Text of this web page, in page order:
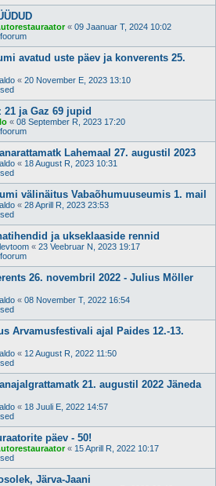
« 09 Jaanuar T, 2024 10:02
avatud uste päev ja konverents 25.
« 20 November E, 2023 13:10
21 ja Gaz 69 jupid
« 08 September R, 2023 17:20
Lahemaal 27. augustil 2023
« 18 August R, 2023 10:31
välinäitus Vabaõhumuuseumis 1. mail
« 28 Aprill R, 2023 23:53
ja ukseklaaside rennid
« 23 Veebruar N, 2023 19:17
26. novembril 2022 - Julius Möller
« 08 November T, 2022 16:54
Arvamusfestivali ajal Paides 12.-13.
« 12 August R, 2022 11:50
21. augustil 2022 Jäneda
« 18 Juuli E, 2022 14:57
päev - 50!
« 15 Aprill R, 2022 10:17
Järva-Jaani